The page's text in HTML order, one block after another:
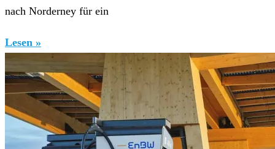
nach Norderney für ein
Lesen »